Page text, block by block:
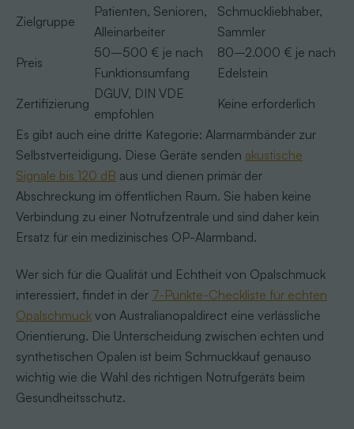
Zielgruppe
Patienten, Senioren,
Alleinarbeiter
Schmuckliebhaber,
Sammler
Preis
50–500 € je nach
Funktionsumfang
80–2.000 € je nach
Edelstein
Zertifizierung
DGUV, DIN VDE
empfohlen
Keine erforderlich
Es gibt auch eine dritte Kategorie: Alarmarmbänder zur
Selbstverteidigung. Diese Geräte senden akustische
Signale bis 120 dB aus und dienen primär der
Abschreckung im öffentlichen Raum. Sie haben keine
Verbindung zu einer Notrufzentrale und sind daher kein
Ersatz für ein medizinisches OP-Alarmband.
Wer sich für die Qualität und Echtheit von Opalschmuck
interessiert, findet in der 7-Punkte-Checkliste für echten
Opalschmuckvon Australianopaldirect eine verlässliche
Orientierung. Die Unterscheidung zwischen echten und
synthetischen Opalen ist beim Schmuckkauf genauso
wichtig wie die Wahl des richtigen Notrufgeräts beim
Gesundheitsschutz.